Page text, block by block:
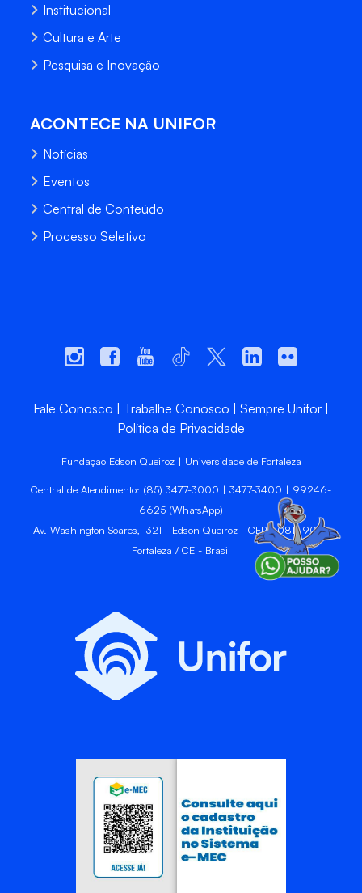
Institucional
Cultura e Arte
Pesquisa e Inovação
ACONTECE NA UNIFOR
Notícias
Eventos
Central de Conteúdo
Processo Seletivo
Fale Conosco Trabalhe Conosco
Sempre Unifor
Política de Privacidade
Fundação Edson Queiroz | Universidade de Fortaleza
Central de Atendimento: (85) 3477-3000 | 3477-3400 | 99246-
6625 (WhatsApp)
Av. Washington Soares, 1321 - Edson Queiroz - CEP 60811-905 -
Fortaleza / CE - Brasil